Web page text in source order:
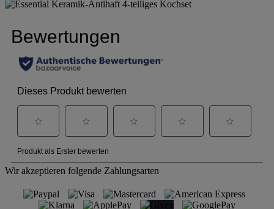
Wir akzeptieren folgende Zahlungsarten